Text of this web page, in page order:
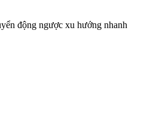
động ngược xu hướng nhanh